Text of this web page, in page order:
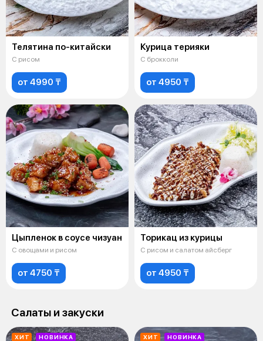
Телятина по-китайски
С рисом
от 4990 ₸
Курица терияки
С брокколи
от 4950 ₸
Цыпленок в соусе чизуан
С овощами и рисом
от 4750 ₸
Торикац из курицы
С рисом и салатом айсберг
от 4950 ₸
Салаты и закуски
ХИТ НОВИНКА ХИТ НОВИНКА